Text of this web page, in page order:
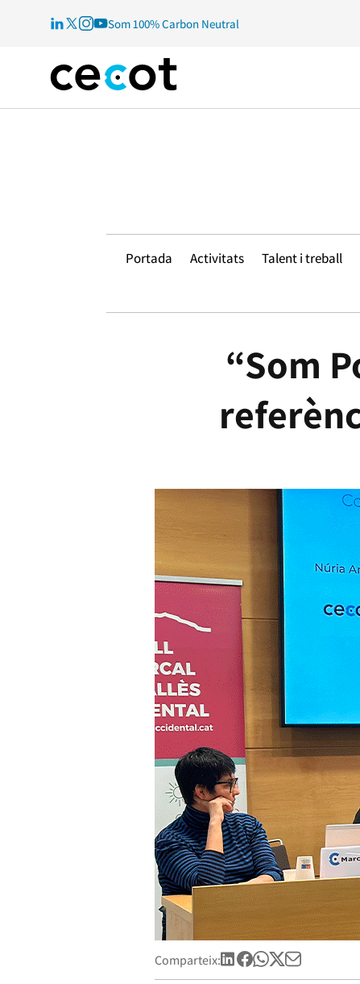
Som 100% Carbon Neutral
Portada Activitats Talent i treball
“Som
Comparteix: